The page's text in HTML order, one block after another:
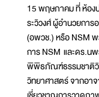
15 พฤษภาคม ที่ ห้อง
ระวิวงศ์ ผู้อำนวยกา
(อพวช.) หรือ NSM
การ NSM และดร.น
พิพิธภัณฑ์ธรรมชาติวิ
วิทยาศาสตร์ จากอา